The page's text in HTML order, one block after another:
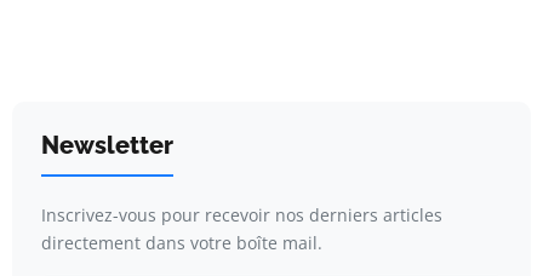
Newsletter
Inscrivez-vous pour recevoir nos derniers articles
directement dans votre boîte mail.